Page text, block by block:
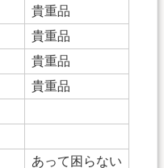
貴重品
貴重品
貴重品
貴重品
あって困らない